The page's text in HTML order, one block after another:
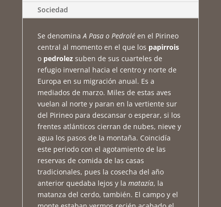
Sociedad
Se denominaA Pasa o Pedroléen el Pirineo
central al momento en el que los papirrois
o pedrolezsuben de sus cuarteles de
refugio invernal hacia el centro y norte de
Europa en su migración anual. Es a
mediados de marzo. Miles de estas aves
vuelan al norte y paran en la vertiente sur
del Pirineo para descansar o esperar, si los
frentes atlánticos cierran de nubes, nieve y
agua los pasos de la montaña. Coincidía
este periodo con el agotamiento de las
reservas de comida de las casas
tradicionales, pues la cosecha del año
anterior quedaba lejos y la matazía, la
matanza del cerdo, también. El campo y el